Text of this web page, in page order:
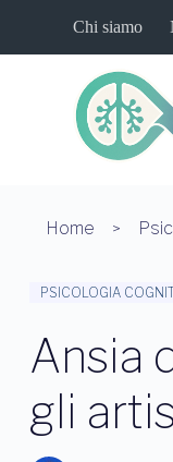
l
Chi siamo
Home
PSICOLOGIA
Ansia
gli